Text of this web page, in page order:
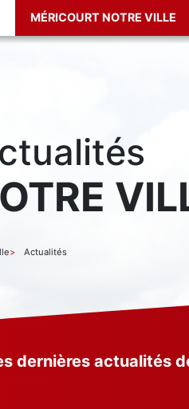
MÉRICOURT NOTRE VILLE
Actualités
dernières actualités